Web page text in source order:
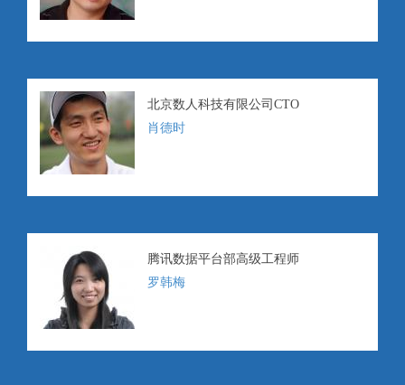
北京数人科技有限公司CTO
肖德时
腾讯数据平台部高级工程师
罗韩梅